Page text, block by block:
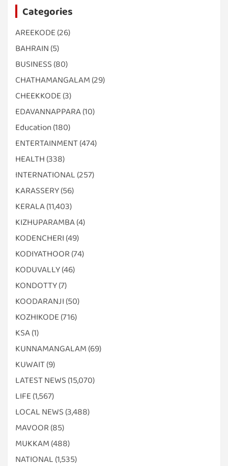
Categories
AREEKODE (26)
BAHRAIN (5)
BUSINESS (80)
CHATHAMANGALAM (29)
CHEEKKODE (3)
EDAVANNAPPARA(10)
Education (180)
ENTERTAINMENT(474)
HEALTH (338)
INTERNATIONAL (257)
KARASSERY(56)
KERALA(11,403)
KIZHUPARAMBA(4)
KODENCHERI (49)
KODIYATHOOR (74)
KODUVALLY(46)
KONDOTTY(7)
KOODARANJI (50)
KOZHIKODE (716)
KSA(1)
KUNNAMANGALAM (69)
KUWAIT(9)
LATEST NEWS (15,070)
LIFE (1,567)
LOCAL NEWS (3,488)
MAVOOR (85)
MUKKAM (488)
NATIONAL (1,535)